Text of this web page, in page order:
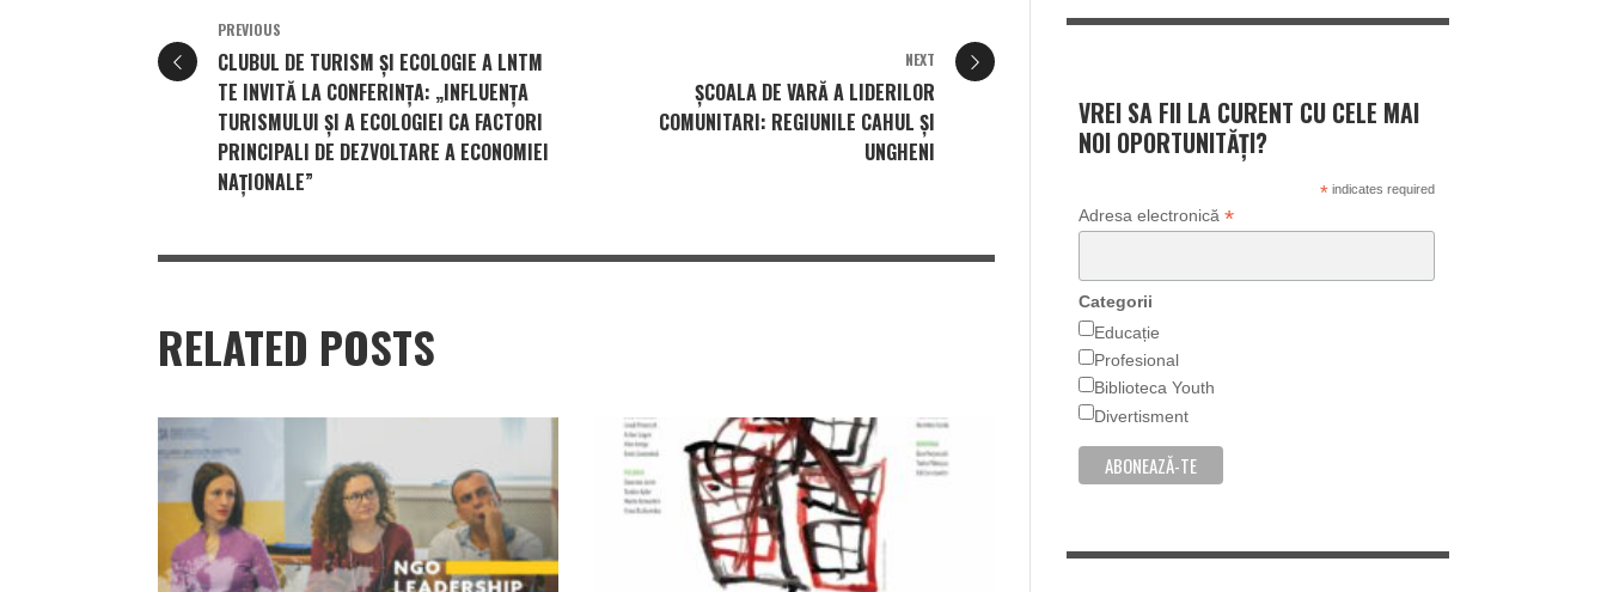
PREVIOUS
CLUBUL DE TURISM ȘI ECOLOGIE A LNTM
TE INVITĂ LA CONFERINȚA: „INFLUENȚA
TURISMULUI ȘI A ECOLOGIEI CA FACTORI
PRINCIPALI DE DEZVOLTARE A ECONOMIEI
NAȚIONALE”
NEXT
ȘCOALA DE VARĂ A LIDERILOR
COMUNITARI: REGIUNILE CAHUL ȘI
UNGHENI
RELATED POSTS
VREI SA FII LA CURENT CU CELE MAI
NOI OPORTUNITĂȚI?
*indicates required
Adresa electronică *
Categorii
Educație
Profesional
Biblioteca Youth
Divertisment